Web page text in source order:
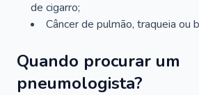
de cigarro;
Câncer de pulmão, traqueia ou
Quando procurar um
pneumologista?